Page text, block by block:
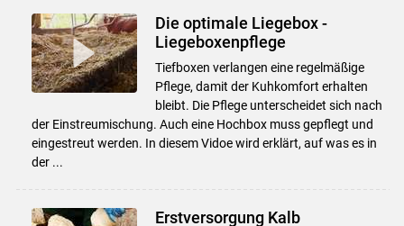
Die optimale Liegebox -
Liegeboxenpflege
Tiefboxen verlangen eine regelmäßige
Pflege, damit der Kuhkomfort erhalten
bleibt. Die Pflege unterscheidet sich nach
der Einstreumischung. Auch eine Hochbox muss gepflegt und
eingestreut werden. In diesem Vidoe wird erklärt, auf was es in
der ...
Erstversorgung Kalb